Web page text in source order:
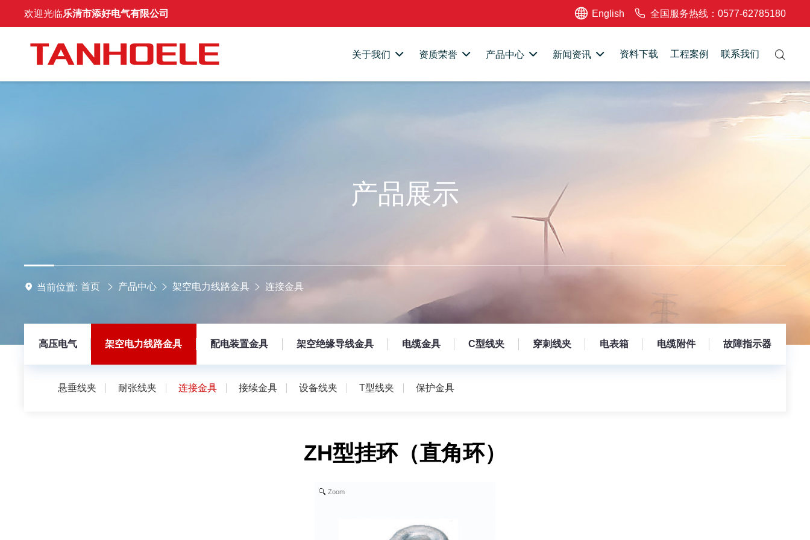
欢迎光临乐清市添好电气有限公司 English 全国服务热线：0577-62785180
关于我们 资质荣誉 产品中心 新闻资讯 资料下载 工程案例 联系我们
产品展示
当前位置: 首页 产品中心 架空电力线路金具 连接金具
高压电气 架空电力线路金具 配电装置金具 架空绝缘导线金具 电缆金具 C型线夹 穿刺线夹 电表箱 电缆附件 故障指示器
悬垂线夹 耐张线夹 连接金具 接续金具 设备线夹 T型线夹 保护金具
ZH型挂环（直角环）
Zoom